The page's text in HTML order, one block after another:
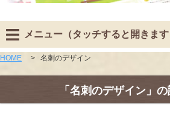
メニュー（タッチすると開きます
HOME > 名刺のデザイン
「名刺のデザイン」